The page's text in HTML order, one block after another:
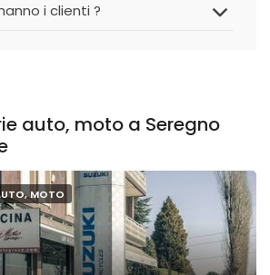
i clienti ?
auto, moto a Seregno
MOTO